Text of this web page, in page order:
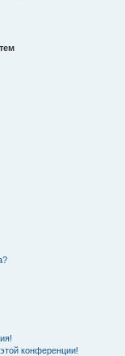
конференции!